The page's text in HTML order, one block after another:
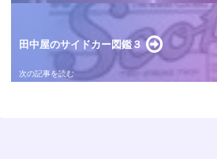
田中屋のサイドカー図鑑３